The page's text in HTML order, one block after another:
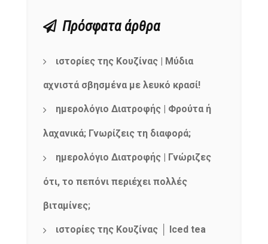
Πρόσφατα άρθρα
ιστορίες της Κουζίνας | Μύδια
αχνιστά σβησμένα με λευκό κρασί!
ημερολόγιο Διατροφής | Φρούτα ή
λαχανικά; Γνωρίζεις τη διαφορά;
ημερολόγιο Διατροφής | Γνώριζες
ότι, το πεπόνι περιέχει πολλές
βιταμίνες;
ιστορίες της Κουζίνας │ Iced tea